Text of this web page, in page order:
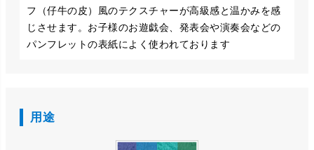
フ（仔牛の皮）風のテクスチャーが高級感と温かみを感
じさせます。お子様のお遊戯会、発表会や演奏会などの
パンフレットの表紙によく使われております
用途